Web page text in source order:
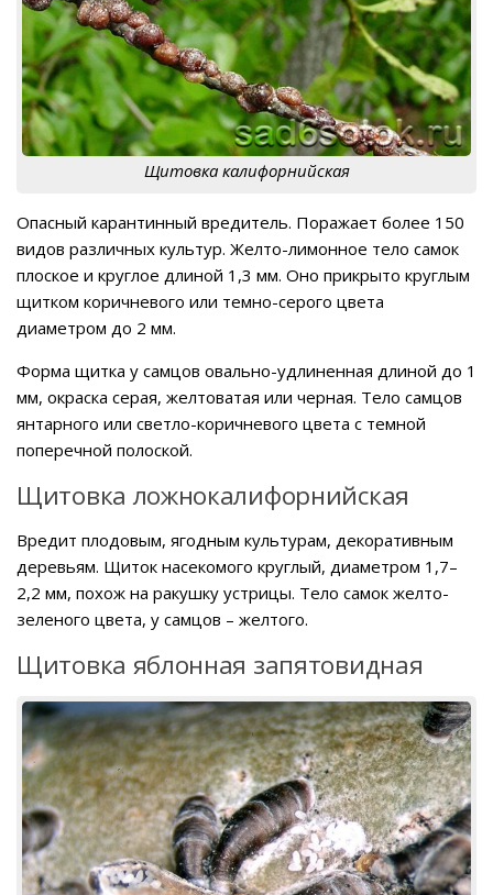
Щитовка калифорнийская
Опасный карантинный вредитель. Поражает более 150
видов различных культур. Желто-лимонное тело самок
плоское и круглое длиной 1,3 мм. Оно прикрыто круглым
щитком коричневого или темно-серого цвета
диаметром до 2 мм.
Форма щитка у самцов овально-удлиненная длиной до 1
мм, окраска серая, желтоватая или черная. Тело самцов
янтарного или светло-коричневого цвета с темной
поперечной полоской.
Щитовка ложнокалифорнийская
Вредит плодовым, ягодным культурам, декоративным
деревьям. Щиток насекомого круглый, диаметром 1,7–
2,2 мм, похож на ракушку устрицы. Тело самок желто-
зеленого цвета, у самцов – желтого.
Щитовка яблонная запятовидная